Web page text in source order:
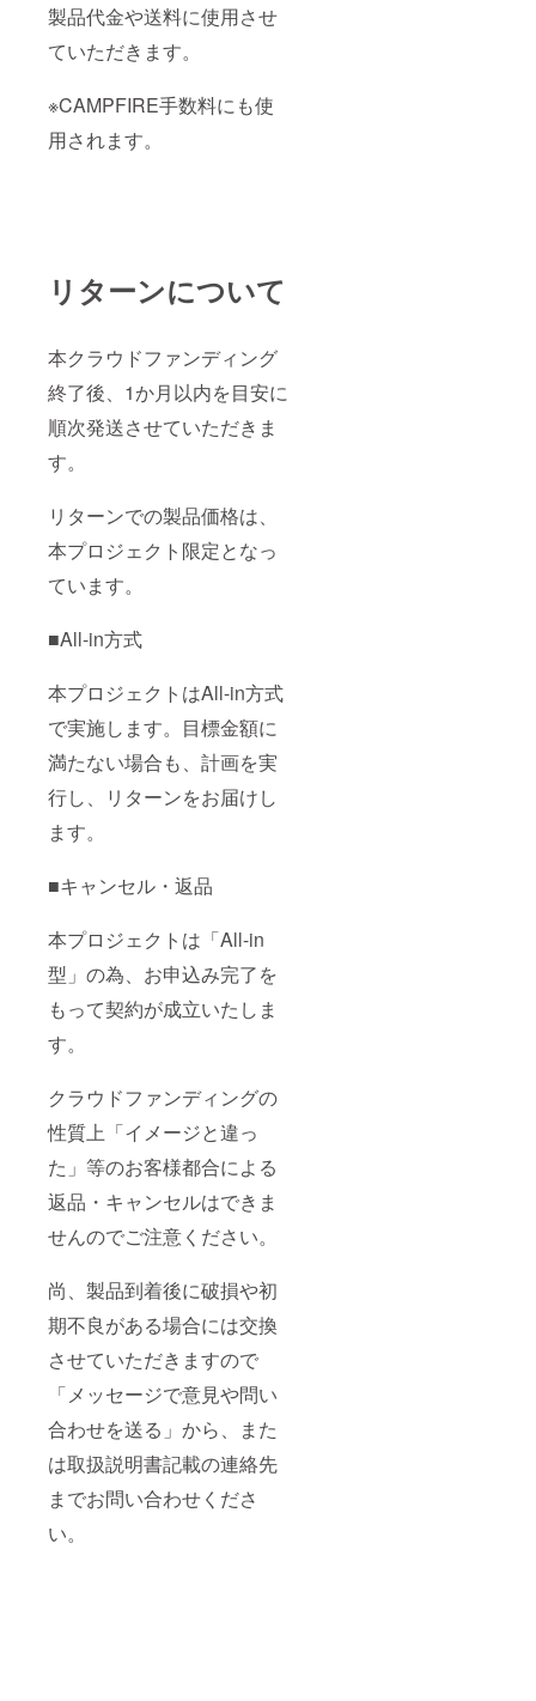
製品代金や送料に使用させ
ていただきます。
※CAMPFIRE手数料にも使
用されます。
リターンについて
本クラウドファンディング
終了後、1か月以内を目安に
順次発送させていただきま
す。
リターンでの製品価格は、
本プロジェクト限定となっ
ています。
■All-in方式
本プロジェクトはAll-in方式
で実施します。目標金額に
満たない場合も、計画を実
行し、リターンをお届けし
ます。
■キャンセル・返品
本プロジェクトは「All-in
型」の為、お申込み完了を
もって契約が成立いたしま
す。
クラウドファンディングの
性質上「イメージと違っ
た」等のお客様都合による
返品・キャンセルはできま
せんのでご注意ください。
尚、製品到着後に破損や初
期不良がある場合には交換
させていただきますので
「メッセージで意見や問い
合わせを送る」から、また
は取扱説明書記載の連絡先
までお問い合わせくださ
い。